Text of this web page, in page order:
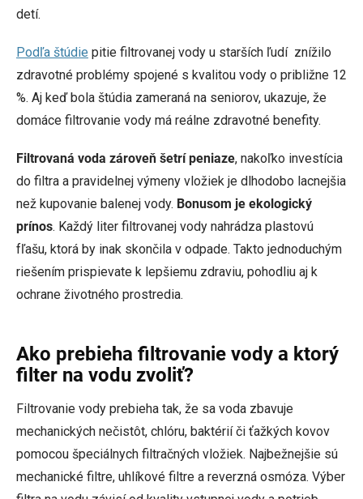
detí.
Podľa štúdie pitie filtrovanej vody u starších ľudí znížilo
zdravotné problémy spojené s kvalitou vody o približne 12
%. Aj keď bola štúdia zameraná na seniorov, ukazuje, že
domáce filtrovanie vody má reálne zdravotné benefity.
Filtrovaná voda zároveň šetrí peniaze, nakoľko investícia
do filtra a pravidelnej výmeny vložiek je dlhodobo lacnejšia
než kupovanie balenej vody. Bonusom je ekologický
prínos. Každý liter filtrovanej vody nahrádza plastovú
fľašu, ktorá by inak skončila v odpade. Takto jednoduchým
riešením prispievate k lepšiemu zdraviu, pohodliu aj k
ochrane životného prostredia.
Ako prebieha filtrovanie vody a ktorý
filter na vodu zvoliť?
Filtrovanie vody prebieha tak, že sa voda zbavuje
mechanických nečistôt, chlóru, baktérií či ťažkých kovov
pomocou špeciálnych filtračných vložiek. Najbežnejšie sú
mechanické filtre, uhlíkové filtre a reverzná osmóza. Výber